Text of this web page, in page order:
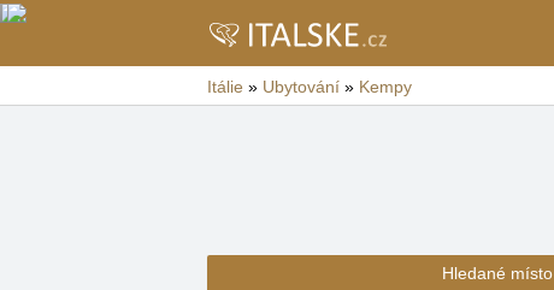
Itálie » Ubytování » Kempy
Hledané místo